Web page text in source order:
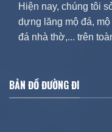
Hiện nay, chúng tôi
dựng lăng mộ đá,
đá nhà thờ,... trên
BẢN ĐỒ ĐƯỜNG ĐI